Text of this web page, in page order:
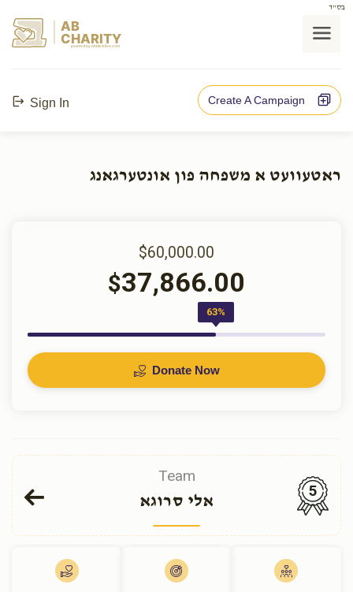
בס"ד
AB
CHARITY
powerd by ahblicklive.com
Sign In Create A Campaign
ראטעוועט א משפחה פון אונטערגאנג
$60,000.00
$37,866.00
63%
Donate Now
Team
אלי סרוגא
5